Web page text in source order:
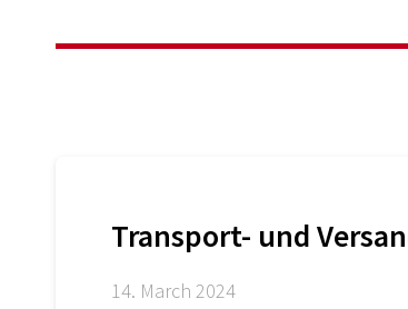
Transport- und
14. March 2024